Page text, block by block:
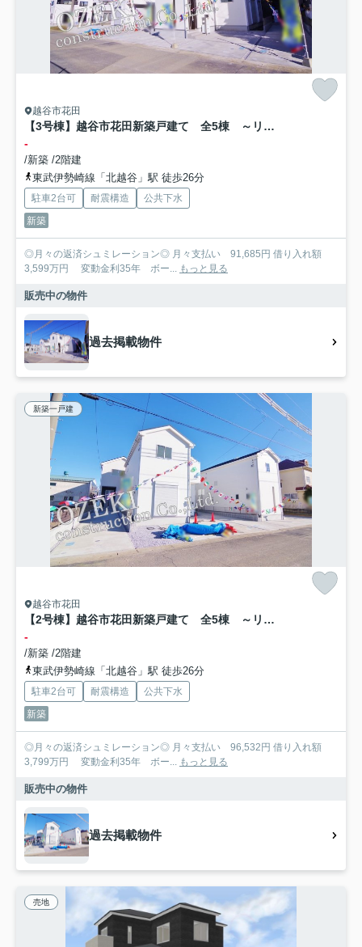
越谷市花田
【3号棟】越谷市花田新築戸建て 全5棟 ～リナージュ～
-
/新築 /2階建
東武伊勢崎線「北越谷」駅 徒歩26分
駐車2台可 耐震構造
公共下水
新築
◎月々の返済シュミレーション◎ 月々支払い 91,685円 借り入れ額
3,599万円 変動金利35年 ボー...
もっと見る
販売中の物件
過去掲載物件
新築一戸建
越谷市花田
【2号棟】越谷市花田新築戸建て 全5棟 ～リナージュ～
-
/新築 /2階建
東武伊勢崎線「北越谷」駅 徒歩26分
駐車2台可 耐震構造
公共下水
新築
◎月々の返済シュミレーション◎ 月々支払い 96,532円 借り入れ額
3,799万円 変動金利35年 ボー...
もっと見る
販売中の物件
過去掲載物件
売地